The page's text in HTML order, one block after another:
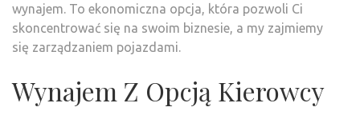
wynajem. To ekonomiczna opcja, która pozwoli Ci
skoncentrować się na swoim biznesie, a my zajmiemy
się zarządzaniem pojazdami.
Wynajem Z Opcją Kierowcy